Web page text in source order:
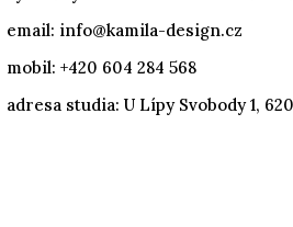
email: info@kamila-design.cz
mobil: +420 604 284 568
adresa studia: U Lípy Svobody 1,